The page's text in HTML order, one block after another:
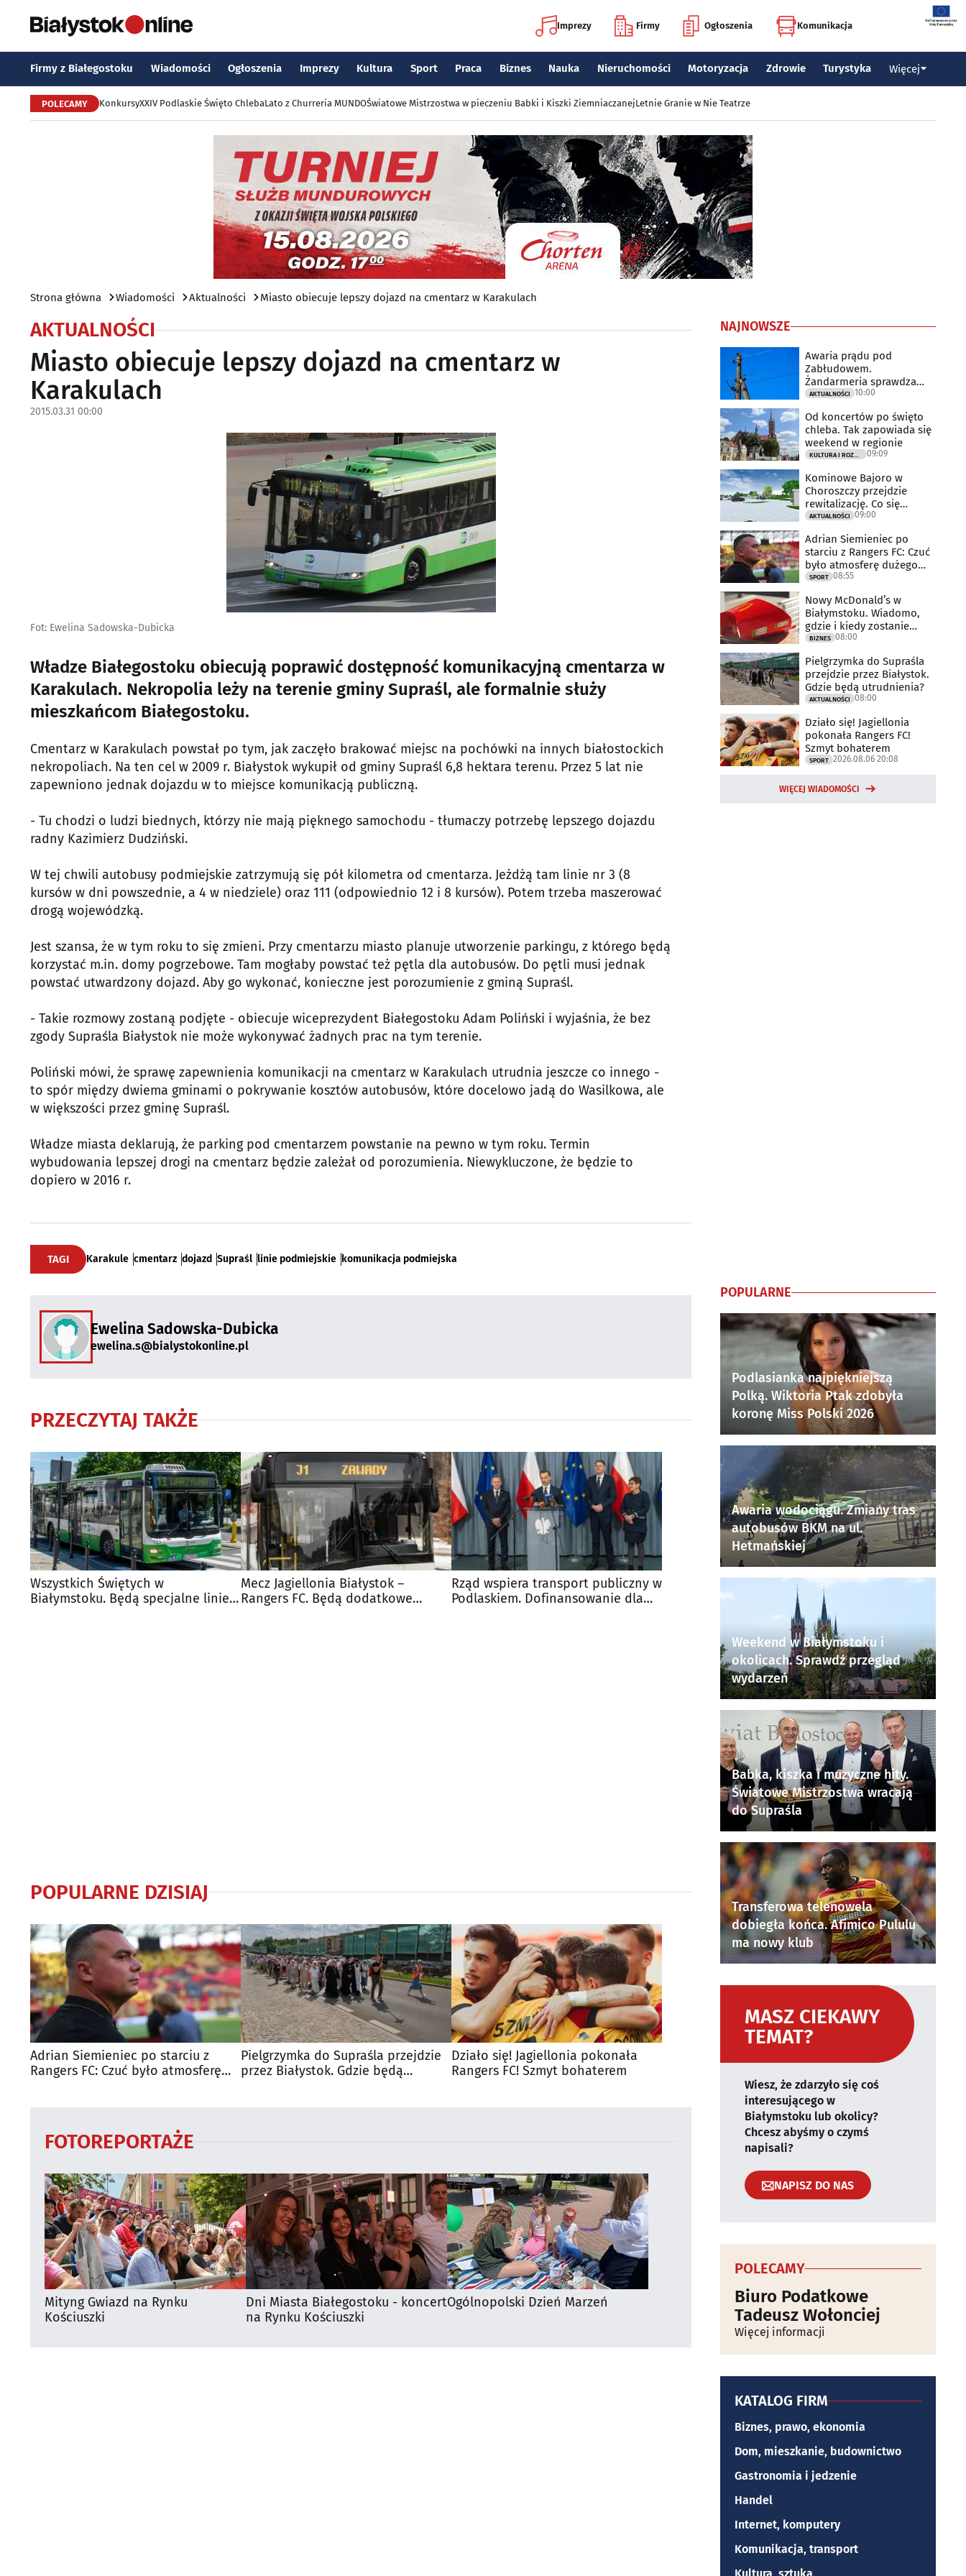
Imprezy Firmy Ogłoszenia Komunikacja
Firmy z Białegostoku Wiadomości Ogłoszenia Imprezy Kultura Sport Praca Biznes Nauka Nieruchomości Motoryzacja Zdrowie Turystyka Więcej
POLECAMY KonkursyXXIV Podlaskie Święto ChlebaLato z Churreria MUNDOŚwiatowe Mistrzostwa w pieczeniu Babki i Kiszki ZiemniaczanejLetnie Granie w Nie Teatrze
Strona główna Wiadomości Aktualności Miasto obiecuje lepszy dojazd na cmentarz w Karakulach
AKTUALNOŚCI
Miasto obiecuje lepszy dojazd na cmentarz w
Karakulach
2015.03.31 00:00
Fot: Ewelina Sadowska-Dubicka
Władze Białegostoku obiecują poprawić dostępność komunikacyjną cmentarza w
Karakulach. Nekropolia leży na terenie gminy Supraśl, ale formalnie służy
mieszkańcom Białegostoku.
Cmentarz w Karakulach powstał po tym, jak zaczęło brakować miejsc na pochówki na innych białostockich
nekropoliach. Na ten cel w 2009 r. Białystok wykupił od gminy Supraśl 6,8 hektara terenu. Przez 5 lat nie
zapewniono jednak dojazdu w to miejsce komunikacją publiczną.
- Tu chodzi o ludzi biednych, którzy nie mają pięknego samochodu - tłumaczy potrzebę lepszego dojazdu
radny Kazimierz Dudziński.
W tej chwili autobusy podmiejskie zatrzymują się pół kilometra od cmentarza. Jeżdżą tam linie nr 3 (8
kursów w dni powszednie, a 4 w niedziele) oraz 111 (odpowiednio 12 i 8 kursów). Potem trzeba maszerować
drogą wojewódzką.
Jest szansa, że w tym roku to się zmieni. Przy cmentarzu miasto planuje utworzenie parkingu, z którego będą
korzystać m.in. domy pogrzebowe. Tam mogłaby powstać też pętla dla autobusów. Do pętli musi jednak
powstać utwardzony dojazd. Aby go wykonać, konieczne jest porozumienie z gminą Supraśl.
- Takie rozmowy zostaną podjęte - obiecuje wiceprezydent Białegostoku Adam Poliński i wyjaśnia, że bez
zgody Supraśla Białystok nie może wykonywać żadnych prac na tym terenie.
Poliński mówi, że sprawę zapewnienia komunikacji na cmentarz w Karakulach utrudnia jeszcze co innego -
to spór między dwiema gminami o pokrywanie kosztów autobusów, które docelowo jadą do Wasilkowa, ale
w większości przez gminę Supraśl.
Władze miasta deklarują, że parking pod cmentarzem powstanie na pewno w tym roku. Termin
wybudowania lepszej drogi na cmentarz będzie zależał od porozumienia. Niewykluczone, że będzie to
dopiero w 2016 r.
TAGI Karakule cmentarz dojazd Supraśl linie podmiejskie komunikacja podmiejska
Ewelina Sadowska-Dubicka
ewelina.s@bialystokonline.pl
PRZECZYTAJ TAKŻE
Wszystkich Świętych w
Białymstoku. Będą specjalne linie
Mecz Jagiellonia Białystok –
Rangers FC. Będą dodatkowe
Rząd wspiera transport publiczny w
Podlaskiem. Dofinansowanie dla
POPULARNE DZISIAJ
Adrian Siemieniec po starciu z
Rangers FC: Czuć było atmosferę
Pielgrzymka do Supraśla przejdzie
przez Białystok. Gdzie będą
Działo się! Jagiellonia pokonała
Rangers FC! Szmyt bohaterem
FOTOREPORTAŻE
Mityng Gwiazd na Rynku
Kościuszki
Dni Miasta Białegostoku - koncert
na Rynku Kościuszki
Ogólnopolski Dzień Marzeń
NAJNOWSZE
Awaria prądu pod
Zabłudowem.
Żandarmeria sprawdza
udział śmigłowca
AKTUALNOŚCI 10:00
Od koncertów po święto
chleba. Tak zapowiada się
weekend w regionie
09:09
Kominowe Bajoro w
Choroszczy przejdzie
rewitalizację. Co się
zmieni?
AKTUALNOŚCI 09:00
Adrian Siemieniec po
starciu z Rangers FC: Czuć
było atmosferę dużego
meczu
SPORT 08:55
Nowy McDonald’s w
Białymstoku. Wiadomo,
gdzie i kiedy zostanie
otwarty
BIZNES 08:00
Pielgrzymka do Supraśla
przejdzie przez Białystok.
Gdzie będą utrudnienia?
AKTUALNOŚCI 08:00
Działo się! Jagiellonia
pokonała Rangers FC!
Szmyt bohaterem
SPORT 2026.08.06 20:08
WIĘCEJ WIADOMOŚCI
POPULARNE
Podlasianka najpiękniejszą
Polką. Wiktoria Ptak zdobyła
koronę Miss Polski 2026
Awaria wodociągu. Zmiany tras
autobusów BKM na ul.
Hetmańskiej
Weekend w Białymstoku i
okolicach. Sprawdź przegląd
wydarzeń
Babka, kiszka i muzyczne hity.
Światowe Mistrzostwa wracają
do Supraśla
Transferowa telenowela
dobiegła końca. Afimico Pululu
ma nowy klub
MASZ CIEKAWY
TEMAT?
Wiesz, że zdarzyło się coś
interesującego w
Białymstoku lub okolicy?
Chcesz abyśmy o czymś
napisali?
NAPISZ DO NAS
POLECAMY
Biuro Podatkowe
Tadeusz Wołonciej
Więcej informacji
KATALOG FIRM
Biznes, prawo, ekonomia
Dom, mieszkanie, budownictwo
Gastronomia i jedzenie
Handel
Internet, komputery
Komunikacja, transport